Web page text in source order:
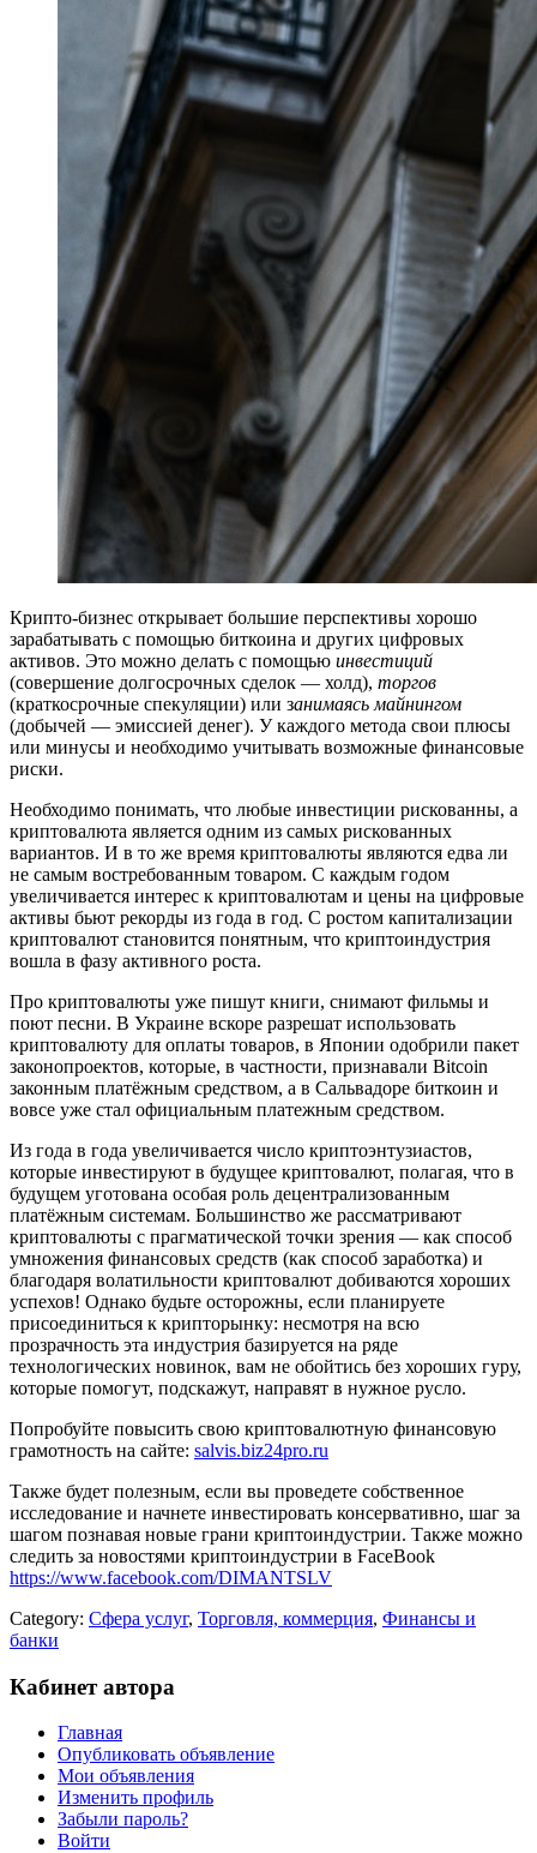
Крипто-бизнес открывает большие перспективы хорошо
зарабатывать с помощью биткоина и других цифровых
активов. Это можно делать с помощью инвестиций
(совершение долгосрочных сделок — холд), торгов
(краткосрочные спекуляции) или занимаясь майнингом
(добычей — эмиссией денег). У каждого метода свои плюсы
или минусы и необходимо учитывать возможные финансовые
риски.
Необходимо понимать, что любые инвестиции рискованны, а
криптовалюта является одним из самых рискованных
вариантов. И в то же время криптовалюты являются едва ли
не самым востребованным товаром. С каждым годом
увеличивается интерес к криптовалютам и цены на цифровые
активы бьют рекорды из года в год. С ростом капитализации
криптовалют становится понятным, что криптоиндустрия
вошла в фазу активного роста.
Про криптовалюты уже пишут книги, снимают фильмы и
поют песни. В Украине вскоре разрешат использовать
криптовалюту для оплаты товаров, в Японии одобрили пакет
законопроектов, которые, в частности, признавали Bitcoin
законным платёжным средством, а в Сальвадоре биткоин и
вовсе уже стал официальным платежным средством.
Из года в года увеличивается число криптоэнтузиастов,
которые инвестируют в будущее криптовалют, полагая, что в
будущем уготована особая роль децентрализованным
платёжным системам. Большинство же рассматривают
криптовалюты с прагматической точки зрения — как способ
умножения финансовых средств (как способ заработка) и
благодаря волатильности криптовалют добиваются хороших
успехов! Однако будьте осторожны, если планируете
присоединиться к крипторынку: несмотря на всю
прозрачность эта индустрия базируется на ряде
технологических новинок, вам не обойтись без хороших гуру,
которые помогут, подскажут, направят в нужное русло.
Попробуйте повысить свою криптовалютную финансовую
грамотность на сайте: salvis.biz24pro.ru
Также будет полезным, если вы проведете собственное
исследование и начнете инвестировать консервативно, шаг за
шагом познавая новые грани криптоиндустрии. Также можно
следить за новостями криптоиндустрии в FaceBook
https://www.facebook.com/DIMANTSLV
Category: Сфера услуг, Торговля, коммерция, Финансы и
банки
Кабинет автора
Главная
Опубликовать объявление
Мои объявления
Изменить профиль
Забыли пароль?
Войти